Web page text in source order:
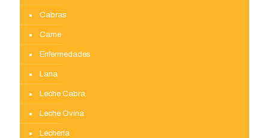
Cabras
Carne
Enfermedades
Lana
Leche Cabra
Leche Ovina
Lechería